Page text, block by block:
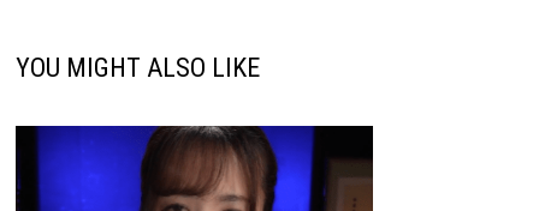
YOU MIGHT ALSO LIKE